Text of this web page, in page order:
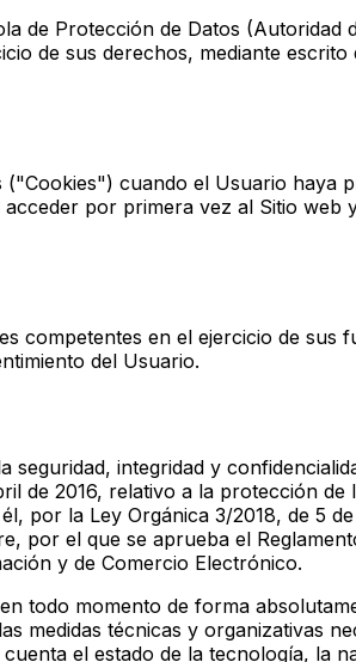
de Protección de Datos (Autoridad
de sus derechos, mediante
cuando el Usuario haya
por primera vez al Sitio web
competentes en el ejercicio de sus
del Usuario.
integridad y
de 2016, relativo a la protección
por la Ley Orgánica 3/2018, de 5
por el que se aprueba el
y de Comercio Electrónico.
todo momento de forma
técnicas y organizativas
el estado de la tecnología, la